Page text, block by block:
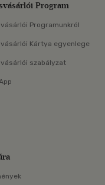
Program
Programunkról
Kártya egyenlege
szabályzat